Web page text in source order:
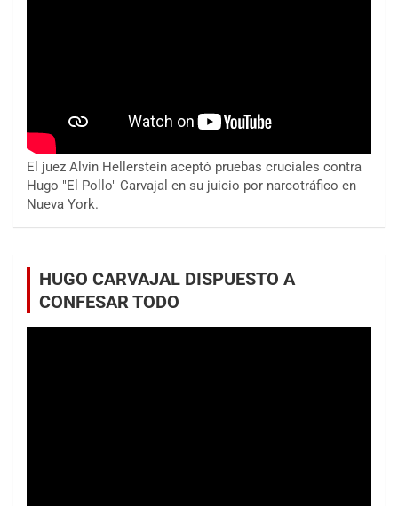
El juez Alvin Hellerstein aceptó pruebas cruciales contra
Hugo "El Pollo" Carvajal en su juicio por narcotráfico en
Nueva York.
HUGO CARVAJAL DISPUESTO A
CONFESAR TODO